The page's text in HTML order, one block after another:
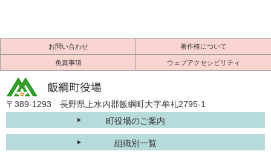
お問い合わせ 著作権について
免責事項 ウェブアクセシビリティ
〒389-1293 長野県上水内郡飯綱町大字牟礼2795-1
町役場のご案内
組織別一覧